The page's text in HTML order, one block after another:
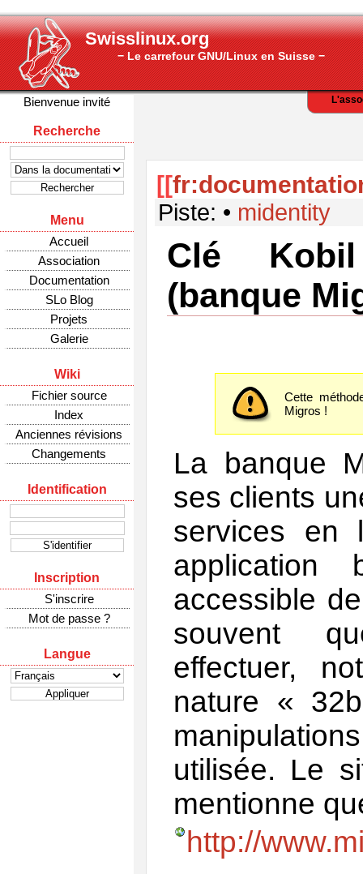
Swisslinux.org
− Le carrefour GNU/Linux en Suisse −
Bienvenue invité
Recherche
Menu
Accueil
Association
Documentation
SLo Blog
Projets
Galerie
Wiki
Fichier source
Index
Anciennes révisions
Changements
Identification
Inscription
S'inscrire
Mot de passe ?
Langue
[[
Piste: • midentity
Clé
(banque
Cette
Migros !
La banque
ses clients
services en
application
accessible
souvent
effectuer,
nature «
utilisée. Le
mentionne
http://